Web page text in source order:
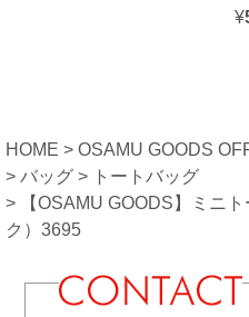
¥
HOME
OSAMU GOODS
バッグ
トートバッグ
【OSAMU GOODS】ミニ
ク）3695